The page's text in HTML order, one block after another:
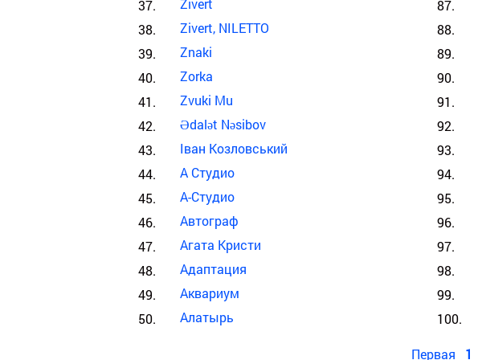
Zivert
Zivert, NILETTO
Znaki
Zorka
Zvuki Mu
Ədalət Nəsibov
Іван Козловський
А Студио
А-Студио
Автограф
Агата Кристи
Адаптация
Аквариум
Алатырь
Первая 1